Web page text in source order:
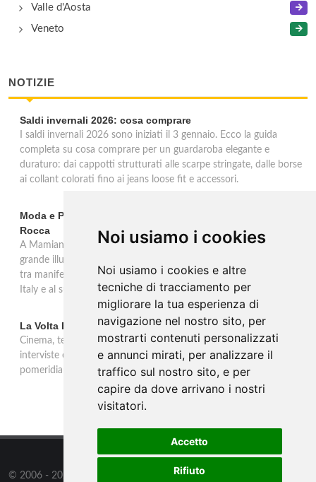
Noi usiamo i cookies
Noi usiamo i cookies e altre
tecniche di tracciamento per
migliorare la tua esperienza di
navigazione nel nostro sito, per
mostrarti contenuti personalizzati
e annunci mirati, per analizzare il
traffico sul nostro sito, e per
capire da dove arrivano i nostri
visitatori.
Accetto
Rifiuto
Valle d'Aosta
Veneto
NOTIZIE
Saldi invernali 2026: cosa comprare
I saldi invernali 2026 sono iniziati il 3 gennaio. Ecco la guida
completa su cosa comprare per un guardaroba elegante e
duraturo: dai cappotti strutturati alle scarpe stringate, dalle borse
ai collant colorati fino ai jeans loose fit e accessori.
Moda e Pubblicità 1950-2000 alla Fondazione Magnani-
Rocca
A Mamiano di Traversetolo la mostra ripercorre l'eredità della
grande illustrazione di moda e della pubblicità in Italia 1950-2000,
tra manifesti, schizzi e icone che hanno dato forma al Made in
Italy e al suo immaginario visivo.
La Volta Buona: Caterina Balivo
Cinema, teatro, televisione e temi sociali: una settimana ricca di
interviste esclusive e momenti di intrattenimento nel programma
pomeridiano di Rai 1, in onda dalle 14:00 alle 16:00.
© 2006 - 2026 all rights reserved.